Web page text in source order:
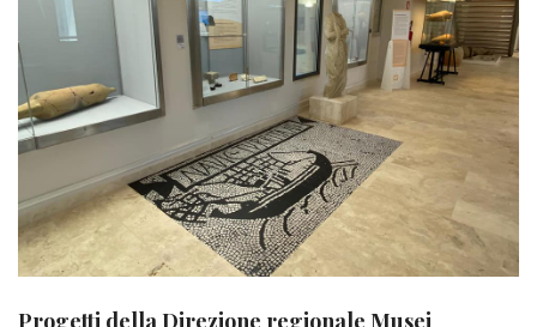
Progetti della Direzione regionale Musei